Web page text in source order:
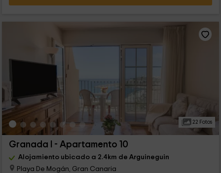
22 Fotos
Granada I - Apartamento 10
Alojamiento ubicado a 2.4km de Arguineguin
Playa De Mogán, Gran Canaria